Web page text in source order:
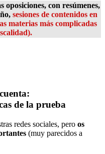
oposiciones, con resúmenes,
sesiones de contenidos en
materias más complicadas
de la prueba
redes sociales, pero os
(muy parecidos a